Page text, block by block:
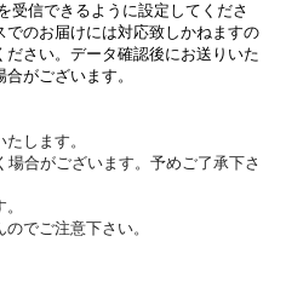
受信できるように設定してくださ
のお届けには対応致しかねますの
さい。データ確認後にお送りいた
がございます。
します。
合がございます。予めご了承下さ
でご注意下さい。